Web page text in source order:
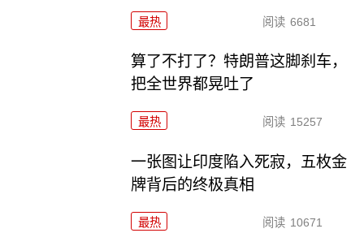
最热 阅读 6681
算了不打了？特朗普这脚刹车，
把全世界都晃吐了
最热 阅读 15257
一张图让印度陷入死寂，五枚金
牌背后的终极真相
最热 阅读 10671